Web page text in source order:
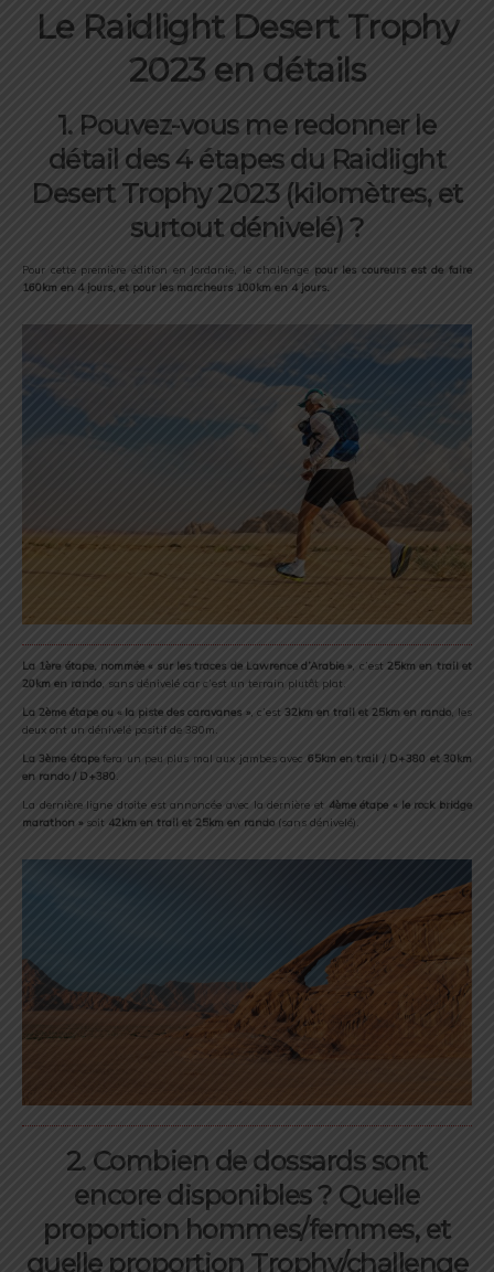
Le Raidlight Desert Trophy
2023 en détails
1. Pouvez-vous me redonner le
détail des 4 étapes du Raidlight
Desert Trophy 2023 (kilomètres, et
surtout dénivelé) ?
Pour cette première édition en Jordanie, le challenge pour les coureurs est de faire
160km en 4 jours, et pour les marcheurs 100km en 4 jours.
La 1ère étape, nommée « sur les traces de Lawrence d’Arabie », c’est25km en trail et
20km en rando, sans dénivelé car c’est un terrain plutôt plat.
La 2ème étape ou « la piste des caravanes », c’est 32km en trail et 25km en rando, les
deux ont un dénivelé positif de 380m.
La 3ème étapefera un peu plus mal aux jambes avec 65km en trail / D+380 et 30km
en rando / D+380.
La dernière ligne droite est annoncée avec la dernière et 4ème étape « le rock bridge
marathon »soit 42km en trail et 25km en rando (sans dénivelé).
2. Combien de dossards sont
encore disponibles ? Quelle
proportion hommes/femmes, et
quelle proportion Trophy/challenge